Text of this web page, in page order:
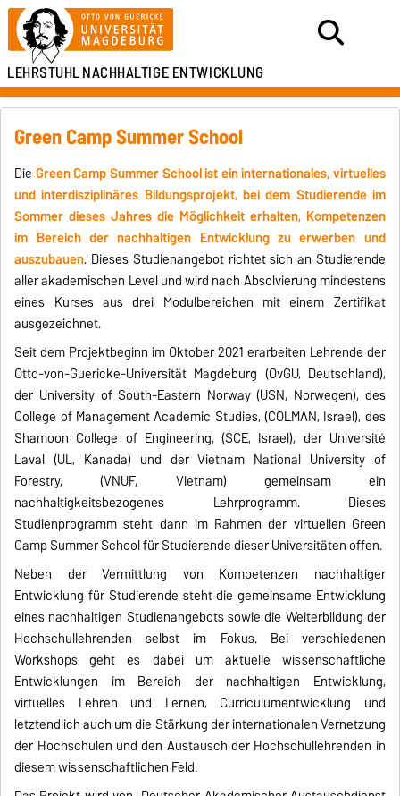
LEHRSTUHLNACHHALTIGE ENTWICKLUNG
Green Camp Summer School
Die Green Camp Summer School ist ein internationales, virtuelles
und interdisziplinäres Bildungsprojekt, bei dem Studierende im
Sommer dieses Jahres die Möglichkeit erhalten, Kompetenzen
im Bereich der nachhaltigen Entwicklung zu erwerben und
auszubauen. Dieses Studienangebot richtet sich an Studierende
aller akademischen Level und wird nach Absolvierung mindestens
eines Kurses aus drei Modulbereichen mit einem Zertifikat
ausgezeichnet.
Seit dem Projektbeginn im Oktober 2021 erarbeiten Lehrende der
Otto-von-Guericke-Universität Magdeburg (OvGU, Deutschland),
der University of South-Eastern Norway (USN, Norwegen), des
College of Management Academic Studies, (COLMAN, Israel), des
Shamoon College of Engineering, (SCE, Israel), der Université
Laval (UL, Kanada) und der Vietnam National University of
Forestry, (VNUF, Vietnam) gemeinsam ein
nachhaltigkeitsbezogenes Lehrprogramm. Dieses
Studienprogramm steht dann im Rahmen der virtuellen Green
Camp Summer School für Studierende dieser Universitäten offen.
Neben der Vermittlung von Kompetenzen nachhaltiger
Entwicklung für Studierende steht die gemeinsame Entwicklung
eines nachhaltigen Studienangebots sowie die Weiterbildung der
Hochschullehrenden selbst im Fokus. Bei verschiedenen
Workshops geht es dabei um aktuelle wissenschaftliche
Entwicklungen im Bereich der nachhaltigen Entwicklung,
virtuelles Lehren und Lernen, Curriculumentwicklung und
letztendlich auch um die Stärkung der internationalen Vernetzung
der Hochschulen und den Austausch der Hochschullehrenden in
diesem wissenschaftlichen Feld.